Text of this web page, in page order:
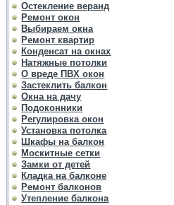
Остекление веранд
Ремонт окон
Выбираем окна
Ремонт квартир
Конденсат на окнах
Натяжные потолки
О вреде ПВХ окон
Застеклить балкон
Окна на дачу
Подоконники
Регулировка окон
Установка потолка
Шкафы на балкон
Москитные сетки
Замки от детей
Кладка на балконе
Ремонт балконов
Утепление балкона